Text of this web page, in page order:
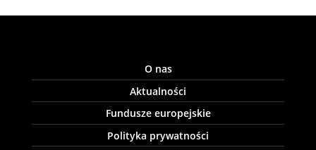
O nas
Aktualności
Fundusze europejskie
Polityka prywatności